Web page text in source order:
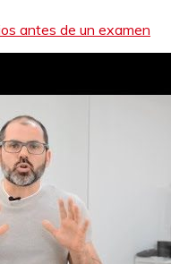
antes de un examen